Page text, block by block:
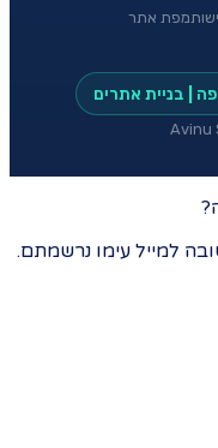
מפת אתר
| בניית אתרים
למייל עימו נרשמתם.